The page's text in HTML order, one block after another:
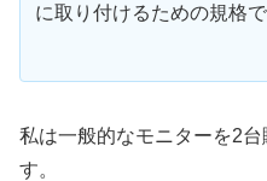
に取り付けるための規格で
私は一般的なモニターを2
す。